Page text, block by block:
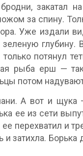
закатал
за спину.
Уже издали
потянул
рыба ерш —
потом
А вот и щука
ее из сети
перехватил и
и затихла.